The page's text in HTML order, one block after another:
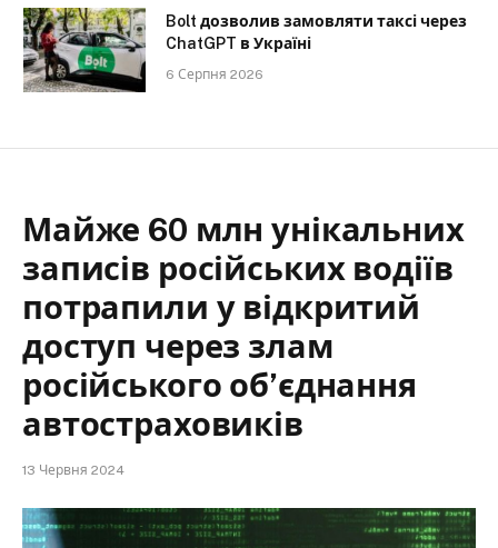
Bolt дозволив замовляти таксі через
ChatGPT в Україні
6 Серпня 2026
Майже 60 млн унікальних
записів російських водіїв
потрапили у відкритий
доступ через злам
російського об’єднання
автостраховиків
13 Червня 2024